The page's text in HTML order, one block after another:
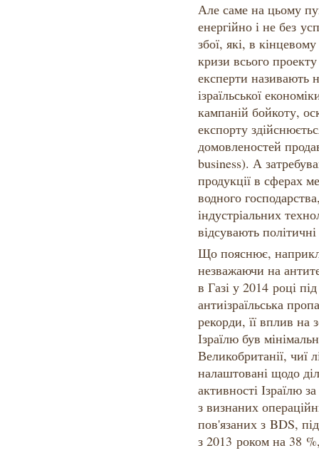
Але саме на цьому
енергійно і не без
збої, які, в
кризи всього
експерти називають
ізраїльської
кампаній бойкоту,
експорту
домовленостей
business). А
продукції в сферах
водного
індустріальних
відсувають
Що пояснює,
незважаючи на
в Газі у 2014 році
антиізраїльська
рекорди, її вплив на
Ізраїлю був
Великобританії, чиї
налаштовані щодо
активності Ізраїлю
з визнаних
пов'язаних з BDS,
з 2013 роком на 38